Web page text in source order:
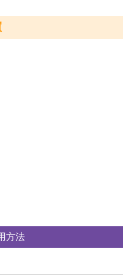
方法